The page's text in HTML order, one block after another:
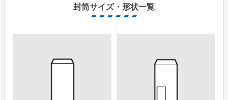
封筒サイズ・形状一覧